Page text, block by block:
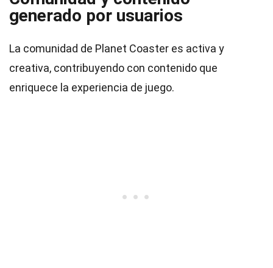
generado por usuarios
La comunidad de Planet Coaster es activa y
creativa, contribuyendo con contenido que
enriquece la experiencia de juego.